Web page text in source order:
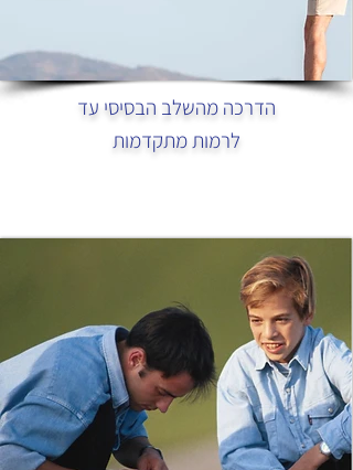
הדרכה מהשלב הבסיסי עד
לרמות מתקדמות